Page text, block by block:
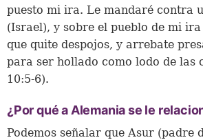
puesto mi ira. Le mandaré contra
(Israel), y sobre el pueblo de mi
que quite despojos, y arrebate
para ser hollado como lodo de las
10:5-6).
¿Por qué a Alemania se le
Podemos señalar que Asur (padre